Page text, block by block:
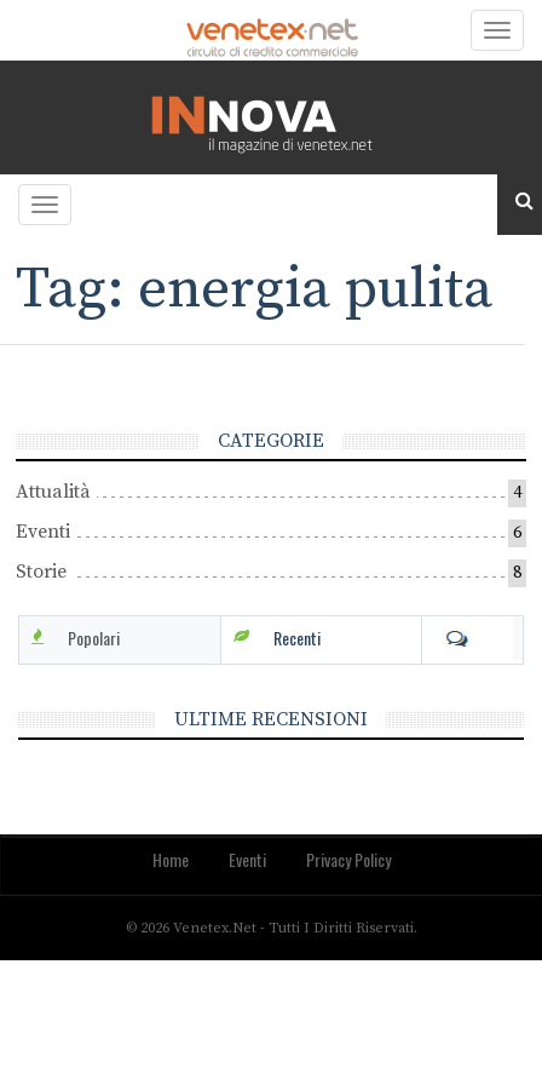
Toggle
Toggle
Tag: energia pulita
CATEGORIE
Attualità 4
Eventi 6
Storie 8
Popolari Recenti
ULTIME RECENSIONI
Home Eventi Privacy Policy
© 2026 Venetex.net - Tutti I Diritti Riservati.